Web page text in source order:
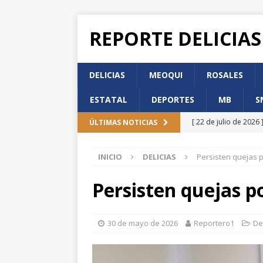
REPORTE DELICIAS
DELICIAS MEOQUI ROSALES
ESTATAL DEPORTES MB
ÚLTIMAS NOTICIAS [ 22 de julio de 2026 ]
[ 22 de julio de 2026
DELICIAS
[ 22 de julio de 2026 ]
DELICIAS
INICIO DELICIAS Persisten quejas
Persisten quejas
30 de mayo de 2026 Reportero1